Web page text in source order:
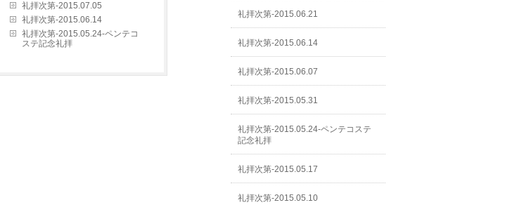
礼拝次第-2015.07.05
礼拝次第-2015.06.14
礼拝次第-2015.05.24-ペンテコ
ステ記念礼拝
礼拝次第-2015.06.21
礼拝次第-2015.06.14
礼拝次第-2015.06.07
礼拝次第-2015.05.31
礼拝次第-2015.05.24-ペンテコステ
記念礼拝
礼拝次第-2015.05.17
礼拝次第-2015.05.10